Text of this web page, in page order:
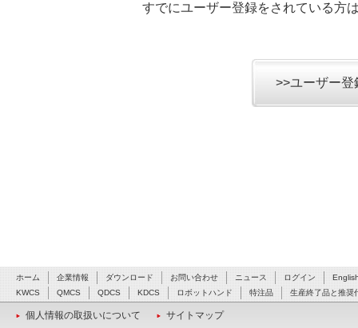
すでにユーザー登録をされている方
>>ユーザー
ホーム 企業情報 ダウンロード お問い合わせ ニュース ログイン
KWCS
QMCS QDCS KDCS ロボットハンド 特注品 生産終了品と推奨
個人情報の取扱いについて サイトマップ